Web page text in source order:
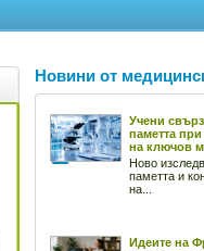
Новини от
Учени
паметта
на ключов
Ново
паметта и
на...
Идеите на